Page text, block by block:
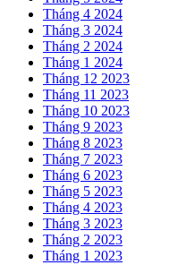
Tháng 4 2024
Tháng 3 2024
Tháng 2 2024
Tháng 1 2024
Tháng 12 2023
Tháng 11 2023
Tháng 10 2023
Tháng 9 2023
Tháng 8 2023
Tháng 7 2023
Tháng 6 2023
Tháng 5 2023
Tháng 4 2023
Tháng 3 2023
Tháng 2 2023
Tháng 1 2023